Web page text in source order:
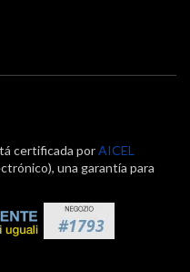
certificada porAICEL
una garantía para